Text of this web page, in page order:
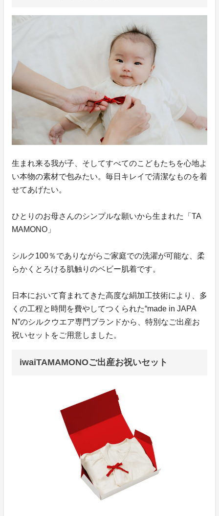
生まれ来る我が子、そしてすべてのこどもたちを心地よ
い本物の素材で包みたい。毎日キレイで清潔なものを着
せてあげたい。
ひとりのお母さんのシンプルな願いから生まれた「TA
MAMONO」
シルク100％でありながらご家庭での洗濯が可能な、柔
らかくとろける肌触りのベビー肌着です。
日本において育まれてきた高度な絹加工技術により、多
くの工程と時間を費やしてつくられた“made in JAPA
N”のシルクウエア専門ブランドから、特別なご出産お
祝いセットをご用意しました。
iwaiTAMAMONOご出産お祝いセット